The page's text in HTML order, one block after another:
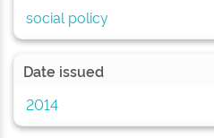
social policy
Date issued
2014